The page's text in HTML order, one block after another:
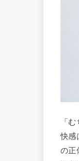
「
快感
の正